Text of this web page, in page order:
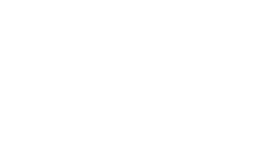
ート！今週のお
るかな？